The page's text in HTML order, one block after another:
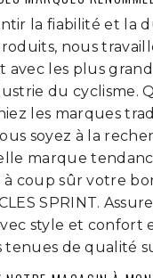
la fiabilité et la
nous
avec les plus
du cyclisme.
les marques
soyez à la
marque
coup sûr votre
SPRINT.
style et confort
tenues de qualité